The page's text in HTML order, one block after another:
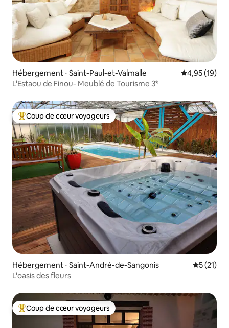
Hébergement ⋅ Saint-Paul-et-Valmalle Évaluation
4,95 (19)
L'Estaou de Finou- Meublé de Tourisme 3*
Coups de cœur voyageurs les plus appréciés
Coup de cœur voyageurs
Hébergement ⋅ Saint-André-de-Sangonis
5 (21)
L'oasis des fleurs
Coups de cœur voyageurs les plus appréciés
Coup de cœur voyageurs